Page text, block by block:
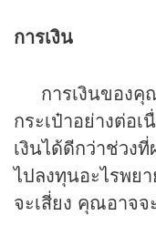
การเงิน
การเงินของคุ
กระเป๋าอย่างต่อ
เงินได้ดีกว่าช่วง
ไปลงทุนอะไรพย
จะเสี่ยง คุณอาจจ